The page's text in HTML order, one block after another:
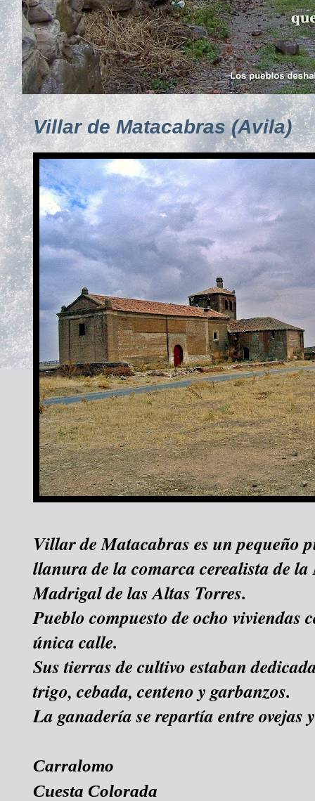
Villar de Matacabras (Avila)
Villar de Matacabras es un pequeño
llanura de la comarca cerealista de
Madrigal de las Altas Torres.
Pueblo compuesto de ocho viviendas
única calle.
Sus tierras de cultivo estaban
trigo, cebada, centeno y garbanzos.
La ganadería se repartía entre ovejas
Carralomo
Cuesta Colorada